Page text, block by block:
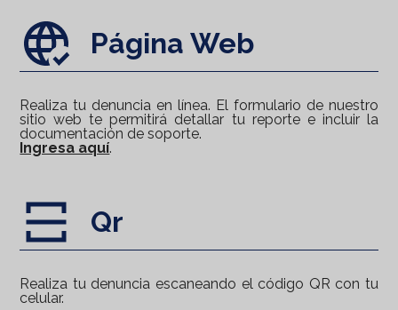
Página Web
Realiza tu denuncia en línea. El formulario de nuestro
sitio web te permitirá detallar tu reporte e incluir la
documentación de soporte.
Ingresa aquí.
Qr
Realiza tu denuncia escaneando el código QR con tu
celular.